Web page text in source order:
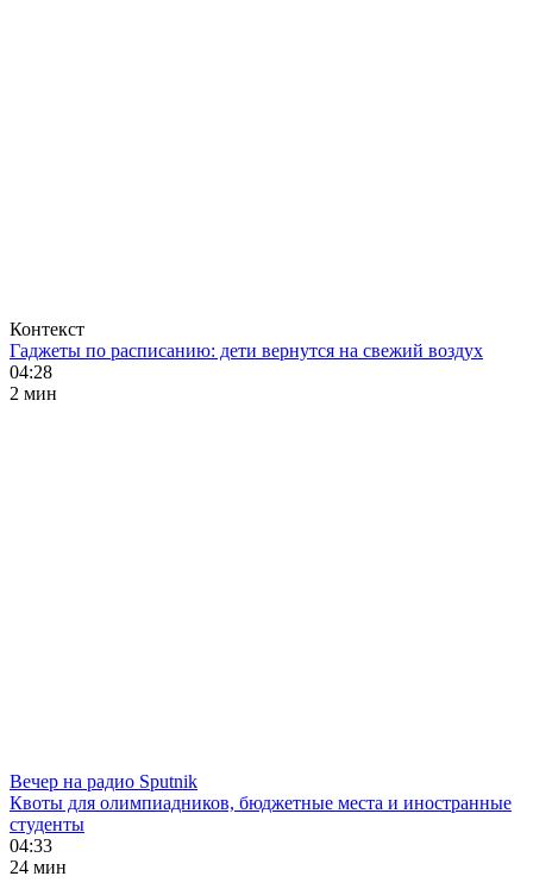
Контекст
Гаджеты по расписанию: дети вернутся на свежий воздух
04:28
2 мин
Вечер на радио Sputnik
Квоты для олимпиадников, бюджетные места и иностранные
студенты
04:33
24 мин